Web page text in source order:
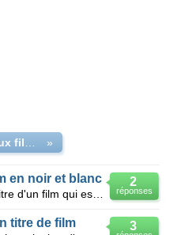
»
2
réponses
en noir et blanc
3
titre de film